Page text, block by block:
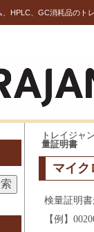
HPLC、GC消耗品のト
トレイジャ
量証明書
マイク
検量証明
【例】